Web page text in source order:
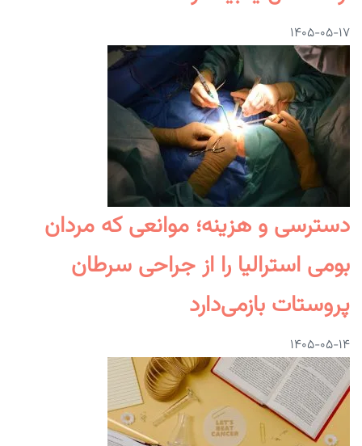
۱۴۰۵-۰۵-۱۷
دسترسی و هزینه؛ موانعی که مردان
بومی استرالیا را از جراحی سرطان
پروستات بازمی‌دارد
۱۴۰۵-۰۵-۱۴